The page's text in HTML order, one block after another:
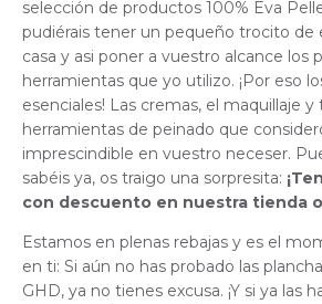
selección de productos 100% Eva
pudiérais tener un pequeño trocito de
casa y asi poner a vuestro alcance los
herramientas que yo utilizo. ¡Por eso
esenciales! Las cremas, el maquillaje
herramientas de peinado que
imprescindible en vuestro neceser.
sabéis ya, os traigo una sorpresita:
con descuento en nuestra tienda
Estamos en plenas rebajas y es el
en ti: Si aún no has probado las
GHD, ya no tienes excusa. ¡Y si ya las